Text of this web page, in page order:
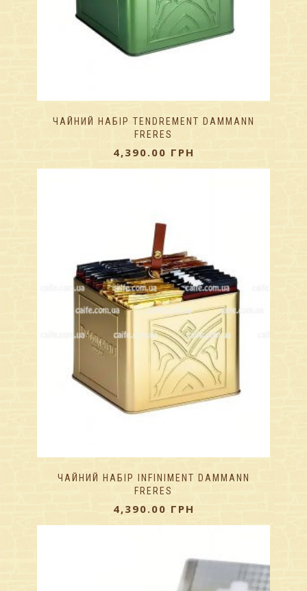
ЧАЙНИЙ НАБІР TENDREMENT DAMMANN
FRERES
4,390.00 ГРН
ЧАЙНИЙ НАБІР INFINIMENT DAMMANN
FRERES
4,390.00 ГРН